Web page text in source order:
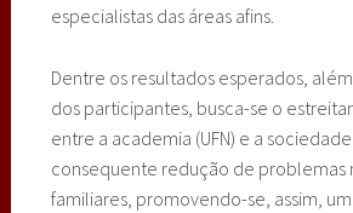
especialistas das áreas afins.
Dentre os resultados esperados,
dos participantes, busca-se o
entre a academia (UFN) e a
consequente redução de problemas
familiares, promovendo-se, assim,